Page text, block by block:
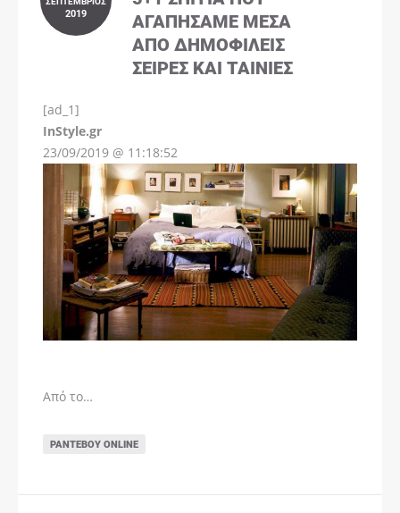
2019
ΑΓΑΠΉΣΑΜΕ ΜΈΣΑ
ΑΠΌ ΔΗΜΟΦΙΛΕΊΣ
ΣΕΙΡΈΣ ΚΑΙ ΤΑΙΝΊΕΣ
[ad_1]
InStyle.gr
23/09/2019 @ 11:18:52
Από το…
ΡΑΝΤΕΒΟΎ ONLINE